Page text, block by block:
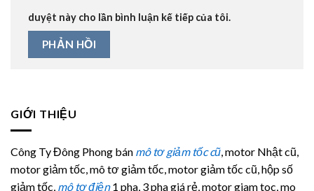
duyệt này cho lần bình luận kế tiếp của tôi.
GIỚI THIỆU
Công Ty Đông Phong bán mô tơ giảm tốc cũ, motor Nhật cũ,
motor giảm tốc, mô tơ giảm tốc, motor giảm tốc cũ, hộp số
giảm tốc, mô tơ điện1 pha, 3 pha giá rẻ, motor giam toc, mo